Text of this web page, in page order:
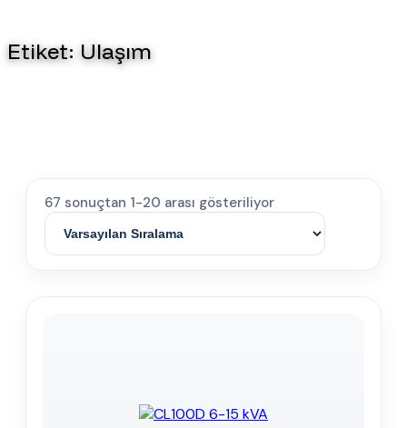
Etiket: Ulaşım
67 sonuçtan 1-20 arası gösteriliyor